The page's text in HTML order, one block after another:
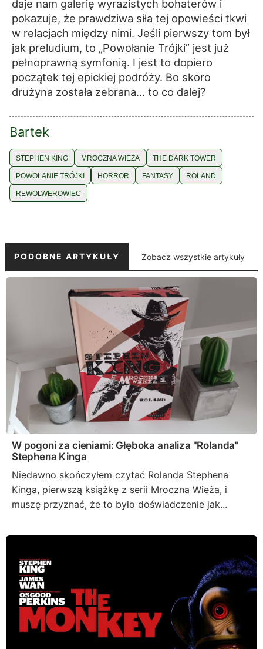
daje nam galerię wyrazistych bohaterów i
pokazuje, że prawdziwa siła tej opowieści tkwi
w relacjach między nimi. Jeśli pierwszy tom był
jak preludium, to „Powołanie Trójki” jest już
pełnoprawną symfonią. I jest to dopiero
początek tej epickiej podróży. Bo skoro
drużyna została zebrana… to co dalej?
Bartek
STEPHEN KING MROCZNA WIEŻA THE DARK TOWER
POWOŁANIE TRÓJKI HORROR FANTASY ROLAND
REWOLWEROWIEC
PODOBNE ARTYKUŁY Zobacz wszystkie artykuły
W pogoni za cieniami: Głęboka analiza "Rolanda"
Stephena Kinga
Niedawno skończyłem czytać Rolanda Stephena
Kinga, pierwszą książkę z serii Mroczna Wieża, i
muszę przyznać, że to było doświadczenie jak...